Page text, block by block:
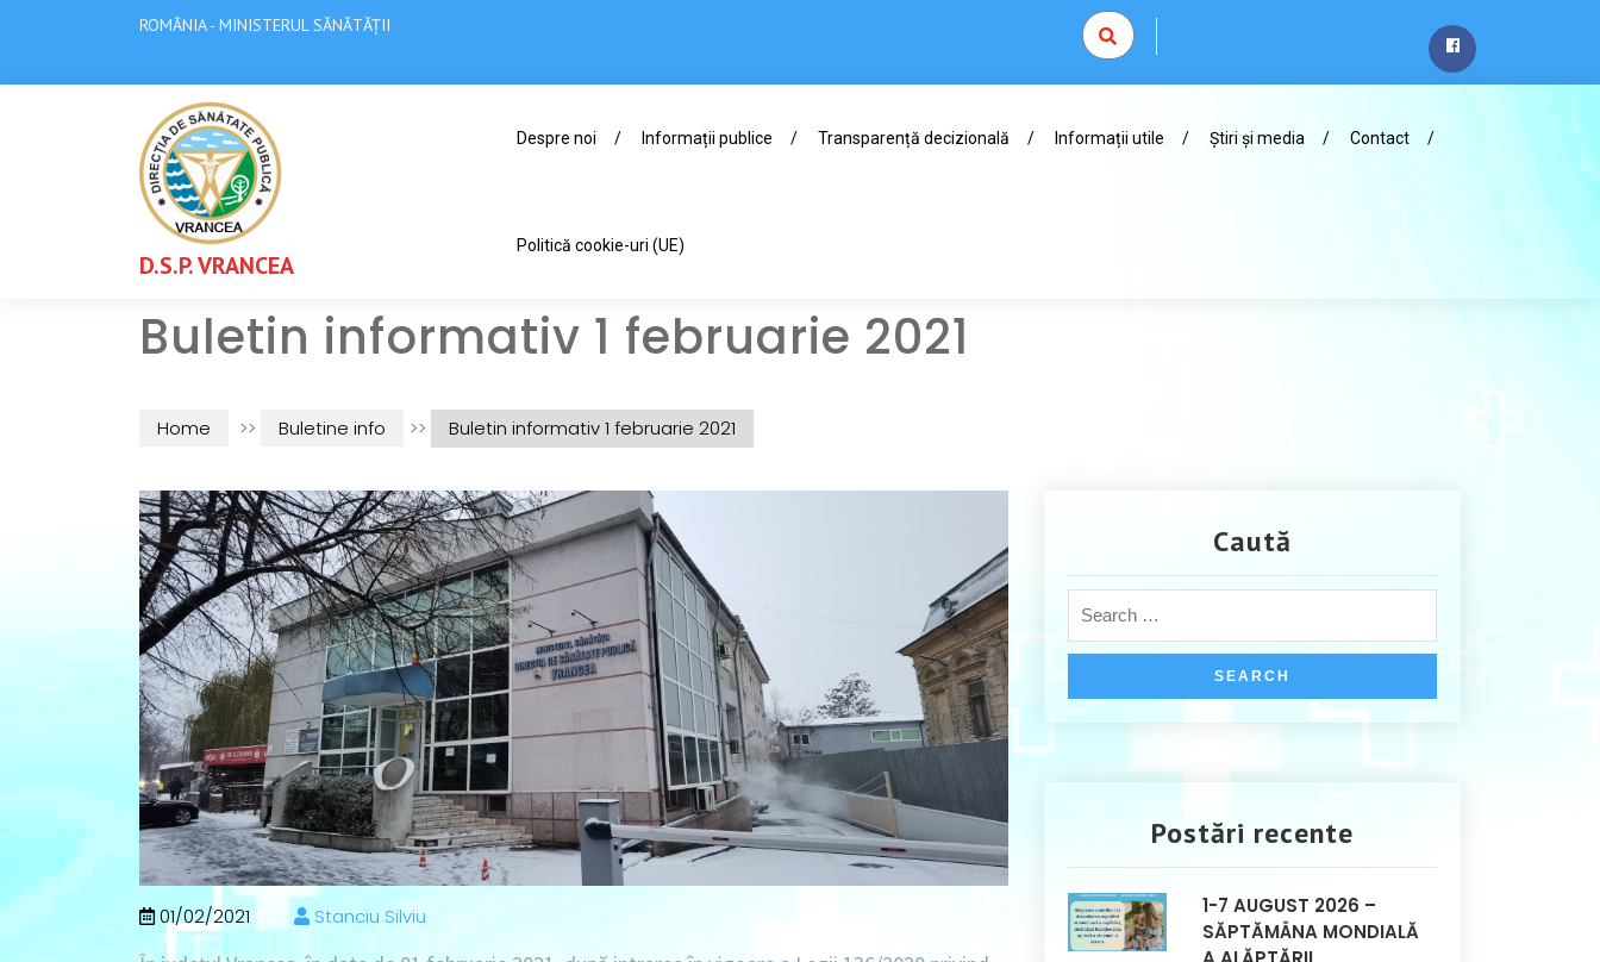
ROMÂNIA - MINISTERUL SĂNĂTĂȚII
D.S.P. VRANCEA
Despre noi Informații publice Transparență decizională Informații utile Știri și media Contact
Politică cookie-uri (UE)
Buletin informativ 1 februarie 2021
Home >> Buletine info >> Buletin informativ 1 februarie 2021
01/02/2021 Stanciu Silviu
Caută
Postări recente
1-7 AUGUST 2026 –
SĂPTĂMÂNA MONDIALĂ